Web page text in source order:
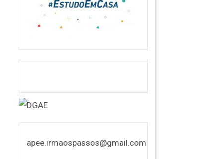
apee.irmaospassos@gmail.com